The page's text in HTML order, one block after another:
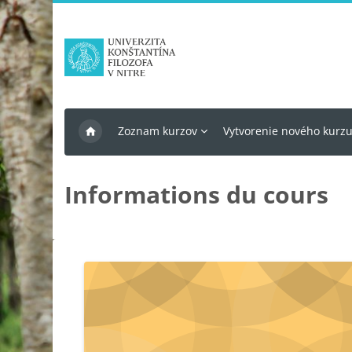
Passer au contenu principal
Zoznam kurzov Vytvorenie nového kurzu
Informations du cours